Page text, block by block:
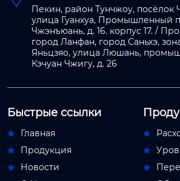
Пекин, район Тунчжоу, посёлок
улица Гуанхуа, Промышленный
Чжэнъюань, д. 16. корпус 17. /
город Ланфан, город Саньхэ,
Яньцзяо, улица Люшань,
Кэчуан Чжигу, д. 26
Быстрые ссылки
 Главная
 Продукция
 Новости


